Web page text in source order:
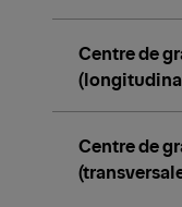
Centre de
Centre de